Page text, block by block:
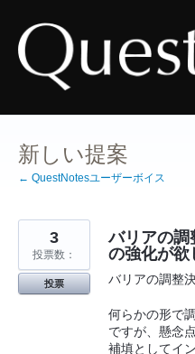
ン
テ
ン
ツ
新しい提案
← QuestNotesユーザーボイス
バリアの調
の強化が欲
バリアの調整
何らかの形で
ですが、懸念
補填としてイ
3
投票数：
投票